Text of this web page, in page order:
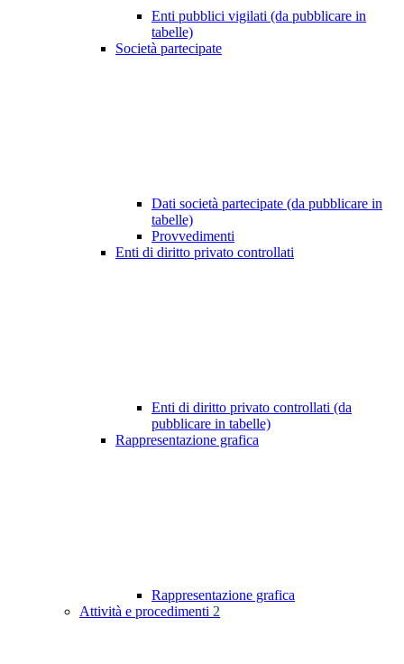
Enti pubblici vigilati (da pubblicare in
tabelle)
Società partecipate
Dati società partecipate (da pubblicare in
tabelle)
Provvedimenti
Enti di diritto privato controllati
Enti di diritto privato controllati (da
pubblicare in tabelle)
Rappresentazione grafica
Rappresentazione grafica
Attività e procedimenti 2